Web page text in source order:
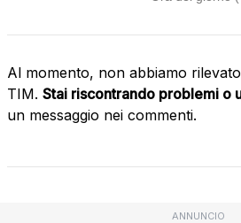
Al momento, non abbiamo
TIM. Stai riscontrando problemi o
un messaggio nei commenti.
ANNUNCIO